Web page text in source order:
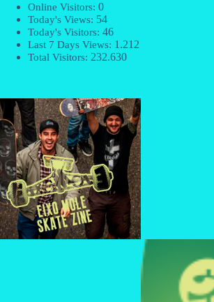
Online Visitors: 0
Today's Views: 54
Today's Visitors: 46
Last 7 Days Views: 1.212
Total Visitors: 232.630